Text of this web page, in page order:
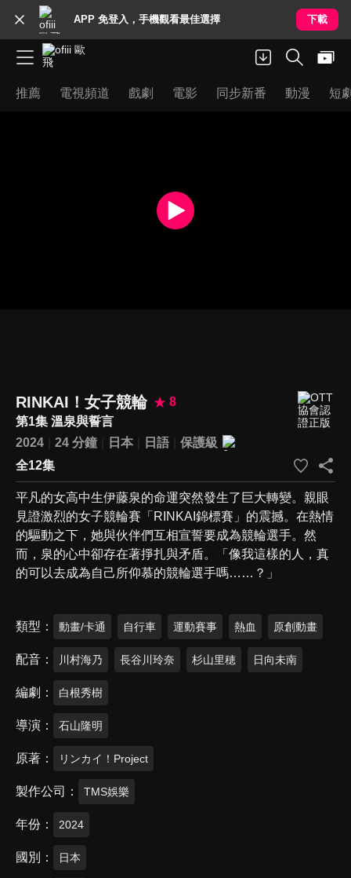
APP 免登入，手機觀看最佳選擇 下載
推薦 電視頻道 戲劇 電影 同步新番 動漫 短
RINKAI！女子競輪
8
第1集 溫泉與誓言
2024
24 分鐘 日本 日語
保護級
全12集
平凡的女高中生伊藤泉的命運突然發生了巨大轉變。親眼
見證激烈的女子競輪賽「RINKAI錦標賽」的震撼。在熱情
的驅動之下，她與伙伴們互相宣誓要成為競輪選手。然
而，泉的心中卻存在著掙扎與矛盾。「像我這樣的人，真
的可以去成為自己所仰慕的競輪選手嗎……？」
類型 動畫/卡通 自行車 運動賽事 熱血 原創動畫
配音 川村海乃 長谷川玲奈 杉山里穂 日向未南
編劇 白根秀樹
導演 石山隆明
原著 リンカイ！Project
製作公司 TMS娛樂
年份 2024
國別 日本